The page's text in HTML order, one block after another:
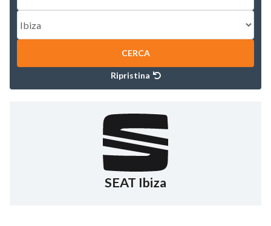
CERCA
Ripristina
SEAT Ibiza